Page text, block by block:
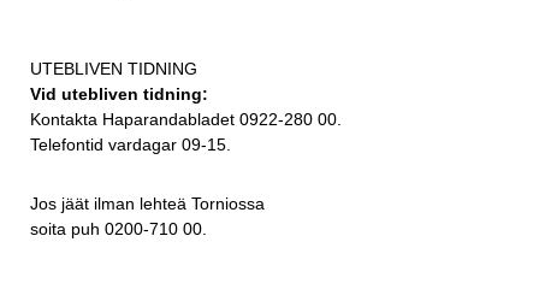
UTEBLIVEN TIDNING
Vid utebliven tidning:
Kontakta Haparandabladet 0922-280 00.
Telefontid vardagar 09-15.
Jos jäät ilman lehteä Torniossa
soita puh 0200-710 00.